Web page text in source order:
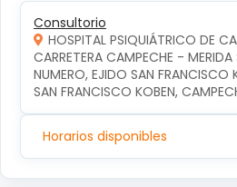
Consultorio
HOSPITAL PSIQUIÁTRICO DE
CARRETERA CAMPECHE - MERIDA
NUMERO, EJIDO SAN
SAN FRANCISCO KOBEN,
Horarios disponibles